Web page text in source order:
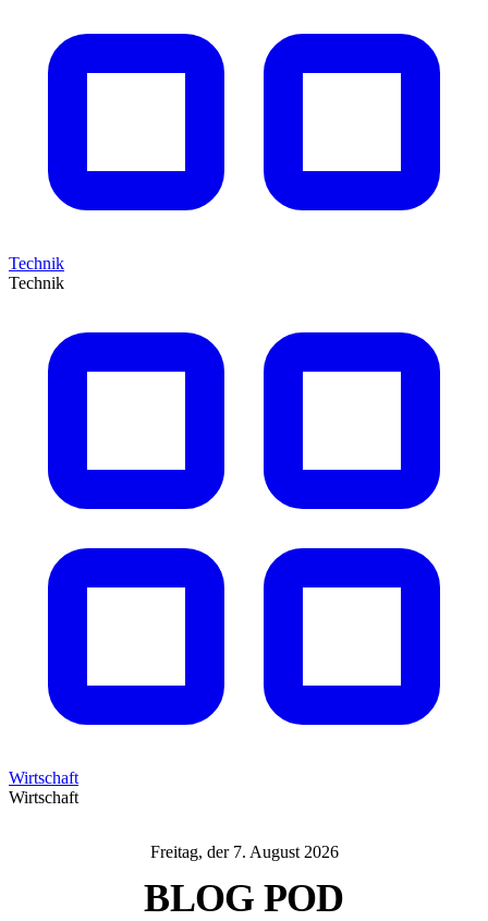
Technik
Technik
Wirtschaft
Wirtschaft
Freitag, der 7. August 2026
BLOG POD